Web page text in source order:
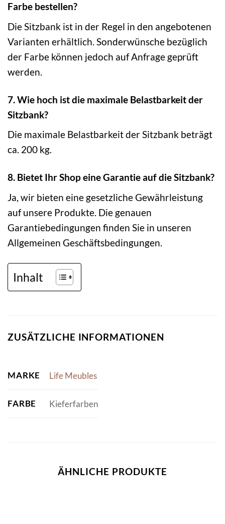
Farbe bestellen?
Die Sitzbank ist in der Regel in den angebotenen
Varianten erhältlich. Sonderwünsche bezüglich
der Farbe können jedoch auf Anfrage geprüft
werden.
7. Wie hoch ist die maximale Belastbarkeit der
Sitzbank?
Die maximale Belastbarkeit der Sitzbank beträgt
ca. 200 kg.
8. Bietet Ihr Shop eine Garantie auf die Sitzbank?
Ja, wir bieten eine gesetzliche Gewährleistung
auf unsere Produkte. Die genauen
Garantiebedingungen finden Sie in unseren
Allgemeinen Geschäftsbedingungen.
Inhalt
ZUSÄTZLICHE INFORMATIONEN
MARKE Life Meubles
FARBE Kieferfarben
ÄHNLICHE PRODUKTE